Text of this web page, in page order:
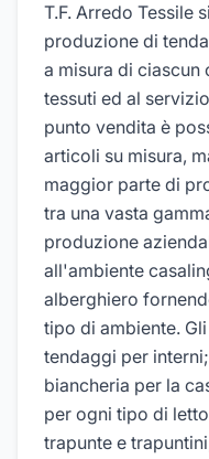
T.F. Arredo Tessile
produzione di
a misura di ciascun
tessuti ed al
punto vendita è
articoli su misura,
maggior parte di
tra una vasta
produzione
all'ambiente
alberghiero
tipo di ambiente.
tendaggi per
biancheria per la
per ogni tipo di
trapunte e